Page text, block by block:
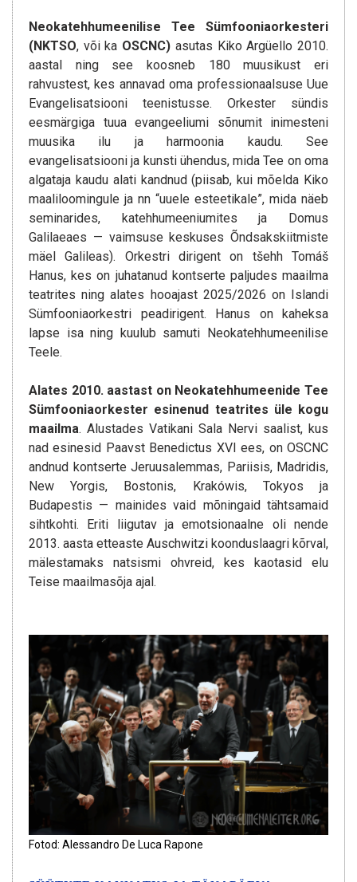
Neokatehhumeenilise Tee Sümfooniaorkesteri
(NKTSO, või ka OSCNC) asutas Kiko Argüello 2010.
aastal ning see koosneb 180 muusikust eri
rahvustest, kes annavad oma professionaalsuse Uue
Evangelisatsiooni teenistusse. Orkester sündis
eesmärgiga tuua evangeeliumi sõnumit inimesteni
muusika ilu ja harmoonia kaudu. See
evangelisatsiooni ja kunsti ühendus, mida Tee on oma
algataja kaudu alati kandnud (piisab, kui mõelda Kiko
maaliloomingule ja nn “uuele esteetikale”, mida näeb
seminarides, katehhumeeniumites ja Domus
Galilaeaes — vaimsuse keskuses Õndsakskiitmiste
mäel Galileas). Orkestri dirigent on tšehh Tomáš
Hanus, kes on juhatanud kontserte paljudes maailma
teatrites ning alates hooajast 2025/2026 on Islandi
Sümfooniaorkestri peadirigent. Hanus on kaheksa
lapse isa ning kuulub samuti Neokatehhumeenilise
Teele.
Alates 2010. aastast on Neokatehhumeenide Tee
Sümfooniaorkester esinenud teatrites üle kogu
maailma. Alustades Vatikani Sala Nervi saalist, kus
nad esinesid Paavst Benedictus XVI ees, on OSCNC
andnud kontserte Jeruusalemmas, Pariisis, Madridis,
New Yorgis, Bostonis, Krakówis, Tokyos ja
Budapestis — mainides vaid mõningaid tähtsamaid
sihtkohti. Eriti liigutav ja emotsionaalne oli nende
2013. aasta etteaste Auschwitzi koonduslaagri kõrval,
mälestamaks natsismi ohvreid, kes kaotasid elu
Teise maailmasõja ajal.
Fotod: Alessandro De Luca Rapone